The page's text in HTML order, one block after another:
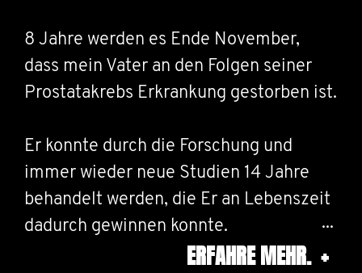
8 Jahre werden es Ende November,
dass mein Vater an den Folgen seiner
Prostatakrebs Erkrankung gestorben ist.
Er konnte durch die Forschung und
immer wieder neue Studien 14 Jahre
behandelt werden, die Er an Lebenszeit
dadurch gewinnen konnte.
ERFAHRE MEHR. +